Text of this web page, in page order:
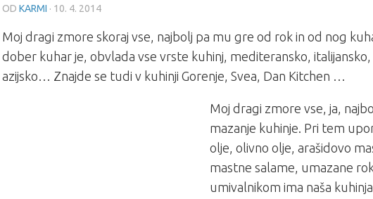
OD KARMI · 10. 4. 2014
Moj dragi zmore skoraj vse, najbolj pa mu gre od rok in od nog
dober kuhar je, obvlada vse vrste kuhinj, mediteransko, italijansko,
azijsko… Znajde se tudi v kuhinji Gorenje, Svea, Dan Kitchen …
Moj dragi zmore vse, ja,
mazanje kuhinje. Pri tem
olje, olivno olje, arašidovo
mastne salame, umazane
umivalnikom ima naša